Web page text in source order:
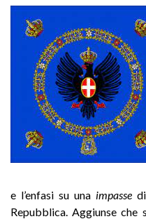
e l’enfasi su una impasse
Repubblica. Aggiunse che